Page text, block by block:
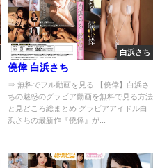
白浜さち
僥倖 白浜さち
⇒ 無料でフル動画を見る 【僥倖】白浜さ
ちの魅惑のグラビア動画を無料で見る方法
と見どころ総まとめ グラビアアイドル白
浜さちの最新作『僥倖』が...